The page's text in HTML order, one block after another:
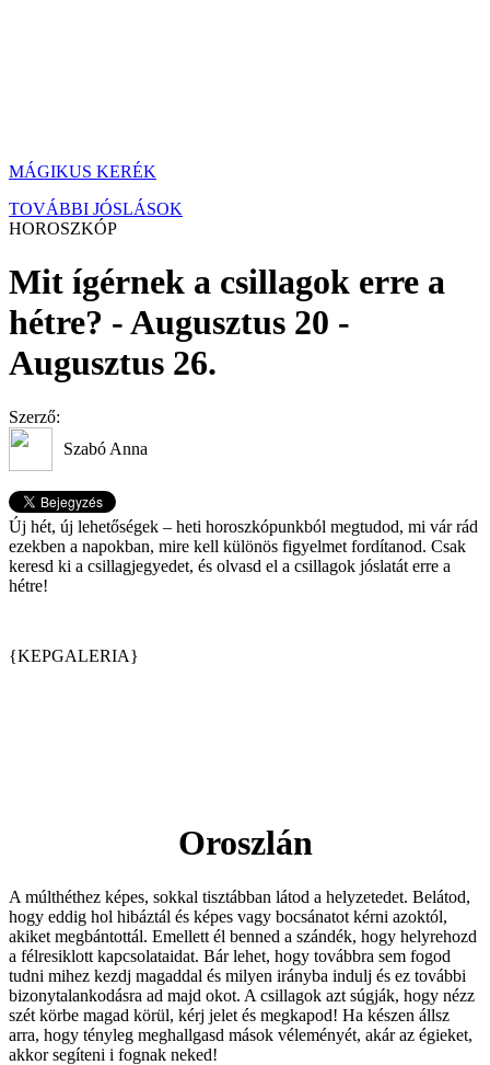
MÁGIKUS KERÉK
TOVÁBBI JÓSLÁSOK
HOROSZKÓP
Mit ígérnek a csillagok erre a
hétre? - Augusztus 20 -
Augusztus 26.
Szerző:
Szabó Anna
Új hét, új lehetőségek – heti horoszkópunkból megtudod, mi vár rád
ezekben a napokban, mire kell különös figyelmet fordítanod. Csak
keresd ki a csillagjegyedet, és olvasd el a csillagok jóslatát erre a
hétre!
{KEPGALERIA}
Oroszlán
A múlthéthez képes, sokkal tisztábban látod a helyzetedet. Belátod,
hogy eddig hol hibáztál és képes vagy bocsánatot kérni azoktól,
akiket megbántottál. Emellett él benned a szándék, hogy helyrehozd
a félresiklott kapcsolataidat. Bár lehet, hogy továbbra sem fogod
tudni mihez kezdj magaddal és milyen irányba indulj és ez további
bizonytalankodásra ad majd okot. A csillagok azt súgják, hogy nézz
szét körbe magad körül, kérj jelet és megkapod! Ha készen állsz
arra, hogy tényleg meghallgasd mások véleményét, akár az égieket,
akkor segíteni i fognak neked!